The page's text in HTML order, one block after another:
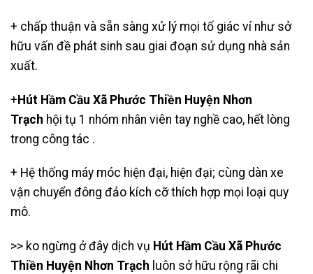
+ chấp thuận và sẵn sàng xử lý mọi tố giác ví như sở
hữu vấn đề phát sinh sau giai đoạn sử dụng nhà sản
xuất.
+Hút Hầm Cầu Xã Phước Thiền Huyện Nhơn
Trạch hội tụ 1 nhóm nhân viên tay nghề cao, hết lòng
trong công tác .
+ Hệ thống máy móc hiện đại, hiện đại; cùng dàn xe
vận chuyển đông đảo kích cỡ thích hợp mọi loại quy
mô.
>> ko ngừng ở đây dịch vụ Hút Hầm Cầu Xã Phước
Thiền Huyện Nhơn Trạch luôn sở hữu rộng rãi chi